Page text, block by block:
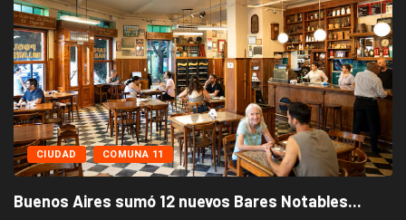
CIUDAD COMUNA 11
Buenos Aires sumó 12 nuevos Bares Notables...